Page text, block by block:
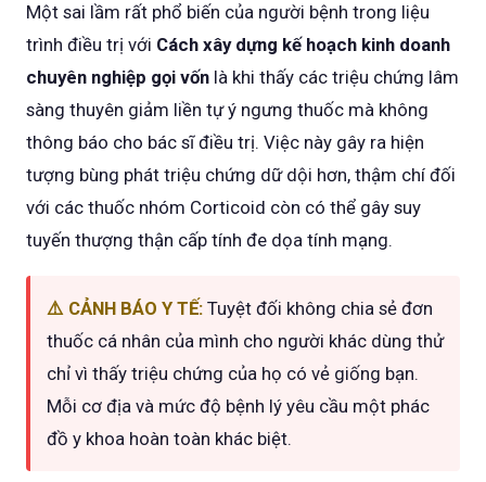
Một sai lầm rất phổ biến của người bệnh trong liệu
trình điều trị với Cách xây dựng kế hoạch kinh doanh
chuyên nghiệp gọi vốn là khi thấy các triệu chứng lâm
sàng thuyên giảm liền tự ý ngưng thuốc mà không
thông báo cho bác sĩ điều trị. Việc này gây ra hiện
tượng bùng phát triệu chứng dữ dội hơn, thậm chí đối
với các thuốc nhóm Corticoid còn có thể gây suy
tuyến thượng thận cấp tính đe dọa tính mạng.
⚠️ CẢNH BÁO Y TẾ: Tuyệt đối không chia sẻ đơn
thuốc cá nhân của mình cho người khác dùng thử
chỉ vì thấy triệu chứng của họ có vẻ giống bạn.
Mỗi cơ địa và mức độ bệnh lý yêu cầu một phác
đồ y khoa hoàn toàn khác biệt.